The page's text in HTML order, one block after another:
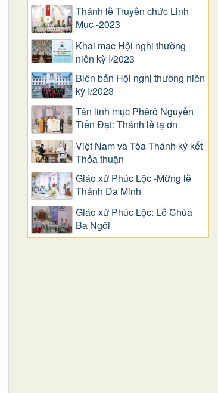
Thánh lễ Truyền chức Linh
Mục -2023
Khai mạc Hội nghị thường
niên kỳ I/2023
Biên bản Hội nghị thường niên
kỳ I/2023
Tân linh mục Phêrô Nguyễn
Tiến Đạt: Thánh lễ tạ ơn
Việt Nam và Tòa Thánh ký kết
Thỏa thuận
Giáo xứ Phúc Lộc -Mừng lễ
Thánh Đa Minh
Giáo xứ Phúc Lộc: Lễ Chúa
Ba Ngôi